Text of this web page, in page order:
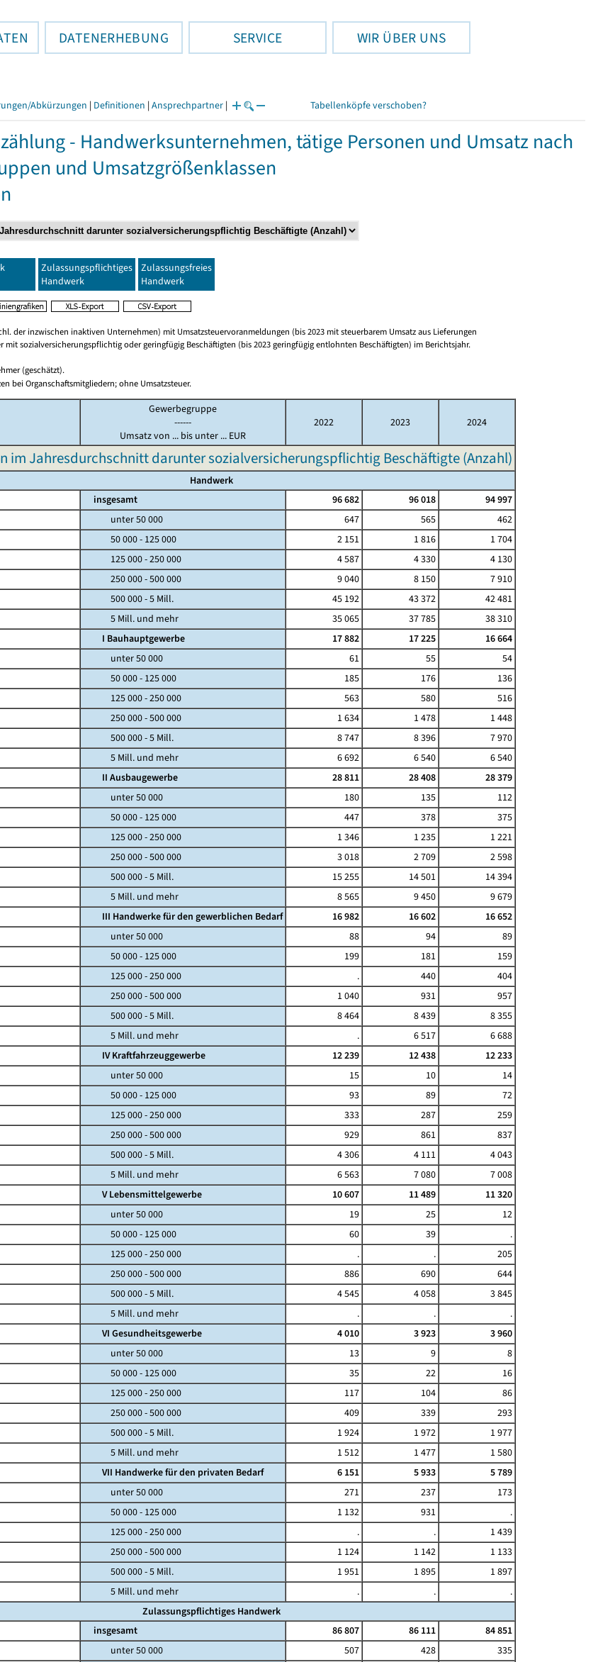
DATENERHEBUNG SERVICE WIR ÜBER UNS
Abkürzungen | Definitionen | Ansprechpartner | Tabellenköpfe verschoben?
- Handwerksunternehmen, tätige Personen und Umsatz nach
und Umsatzgrößenklassen
Zulassungspflichtiges
Handwerk
Zulassungsfreies
Handwerk
der inzwischen inaktiven Unternehmen) mit Umsatzsteuervoranmeldungen (bis 2023 mit steuerbarem Umsatz aus Lieferungen
mit sozialversicherungspflichtig oder geringfügig Beschäftigten (bis 2023 geringfügig entlohnten Beschäftigten) im Berichtsjahr.
(geschätzt).
bei Organschaftsmitgliedern; ohne Umsatzsteuer.
Gewerbegruppe
------
Umsatz von ... bis unter ... EUR
2022 2023 2024
im Jahresdurchschnitt darunter sozialversicherungspflichtig Beschäftigte (Anzahl)
Handwerk
insgesamt
96 682 96 018
94 997
unter 50 000
647 565
462
50 000 - 125 000
2 151 1 816
1 704
125 000 - 250 000
4 587 4 330
4 130
250 000 - 500 000
9 040 8 150
7 910
500 000 - 5 Mill.
45 192 43 372
42 481
5 Mill. und mehr
35 065 37 785
38 310
I Bauhauptgewerbe
17 882 17 225
16 664
unter 50 000
61 55
54
50 000 - 125 000
185 176
136
125 000 - 250 000
563 580
516
250 000 - 500 000
1 634 1 478
1 448
500 000 - 5 Mill.
8 747 8 396
7 970
5 Mill. und mehr
6 692 6 540
6 540
II Ausbaugewerbe
28 811 28 408
28 379
unter 50 000
180 135
112
50 000 - 125 000
447 378
375
125 000 - 250 000
1 346 1 235
1 221
250 000 - 500 000
3 018 2 709
2 598
500 000 - 5 Mill.
15 255 14 501
14 394
5 Mill. und mehr
8 565 9 450
9 679
III Handwerke für den gewerblichen Bedarf
16 982 16 602
16 652
unter 50 000
88 94
89
50 000 - 125 000
199 181
159
125 000 - 250 000
. 440
404
250 000 - 500 000
1 040 931
957
500 000 - 5 Mill.
8 464 8 439
8 355
5 Mill. und mehr
. 6 517
6 688
IV Kraftfahrzeuggewerbe
12 239 12 438
12 233
unter 50 000
15 10
14
50 000 - 125 000
93 89
72
125 000 - 250 000
333 287
259
250 000 - 500 000
929 861
837
500 000 - 5 Mill.
4 306 4 111
4 043
5 Mill. und mehr
6 563 7 080
7 008
V Lebensmittelgewerbe
10 607 11 489
11 320
unter 50 000
19 25
12
50 000 - 125 000
60 39
.
125 000 - 250 000
. .
205
250 000 - 500 000
886 690
644
500 000 - 5 Mill.
4 545 4 058
3 845
5 Mill. und mehr
. .
.
VI Gesundheitsgewerbe
4 010 3 923
3 960
unter 50 000
13 9
8
50 000 - 125 000
35 22
16
125 000 - 250 000
117 104
86
250 000 - 500 000
409 339
293
500 000 - 5 Mill.
1 924 1 972
1 977
5 Mill. und mehr
1 512 1 477
1 580
VII Handwerke für den privaten Bedarf
6 151 5 933
5 789
unter 50 000
271 237
173
50 000 - 125 000
1 132 931
.
125 000 - 250 000
. .
1 439
250 000 - 500 000
1 124 1 142
1 133
500 000 - 5 Mill.
1 951 1 895
1 897
5 Mill. und mehr
. .
.
Zulassungspflichtiges Handwerk
insgesamt
86 807 86 111
84 851
unter 50 000
507 428
335